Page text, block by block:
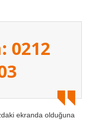
0212
ekranda olduğuna